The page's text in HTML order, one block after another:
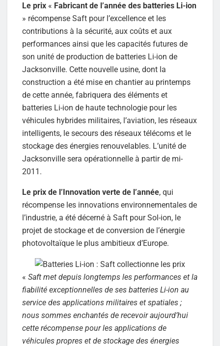
Le prix « Fabricant de l’année des batteries Li-ion
» récompense Saft pour l’excellence et les
contributions à la sécurité, aux coûts et aux
performances ainsi que les capacités futures de
son unité de production de batteries Li-ion de
Jacksonville. Cette nouvelle usine, dont la
construction a été mise en chantier au printemps
de cette année, fabriquera des éléments et
batteries Li-ion de haute technologie pour les
véhicules hybrides militaires, l’aviation, les réseaux
intelligents, le secours des réseaux télécoms et le
stockage des énergies renouvelables. L’unité de
Jacksonville sera opérationnelle à partir de mi-
2011.
Le prix de l’Innovation verte de l’année, qui
récompense les innovations environnementales de
l’industrie, a été décerné à Saft pour Sol-ion, le
projet de stockage et de conversion de l’énergie
photovoltaïque le plus ambitieux d’Europe.
« Saft met depuis longtemps les performances et la
fiabilité exceptionnelles de ses batteries Li-ion au
service des applications militaires et spatiales ;
nous sommes enchantés de recevoir aujourd’hui
cette récompense pour les applications de
véhicules propres et de stockage des énergies